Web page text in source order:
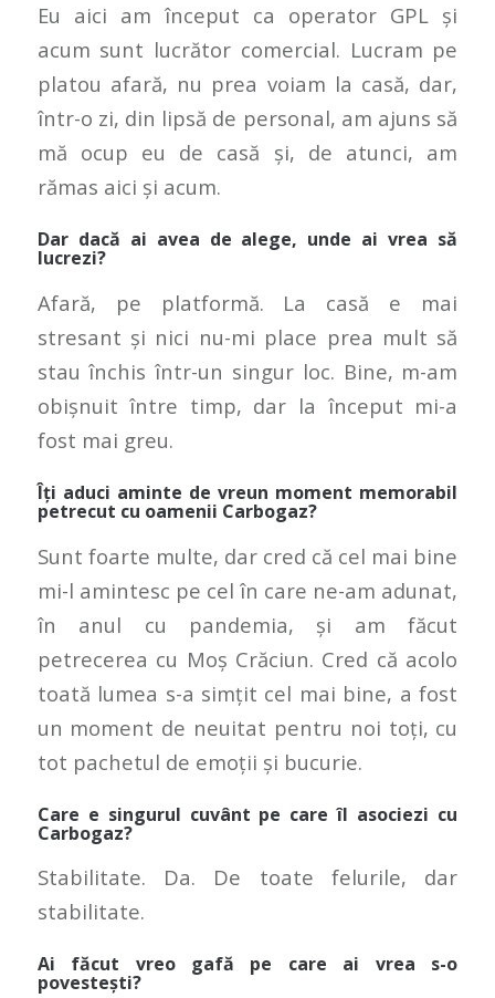
Eu aici am început ca operator GPL și
acum sunt lucrător comercial. Lucram pe
platou afară, nu prea voiam la casă, dar,
într-o zi, din lipsă de personal, am ajuns să
mă ocup eu de casă și, de atunci, am
rămas aici și acum.
Dar dacă ai avea de alege, unde ai vrea să
lucrezi?
Afară, pe platformă. La casă e mai
stresant și nici nu-mi place prea mult să
stau închis într-un singur loc. Bine, m-am
obișnuit între timp, dar la început mi-a
fost mai greu.
Îți aduci aminte de vreun moment memorabil
petrecut cu oamenii Carbogaz?
Sunt foarte multe, dar cred că cel mai bine
mi-l amintesc pe cel în care ne-am adunat,
în anul cu pandemia, și am făcut
petrecerea cu Moș Crăciun. Cred că acolo
toată lumea s-a simțit cel mai bine, a fost
un moment de neuitat pentru noi toți, cu
tot pachetul de emoții și bucurie.
Care e singurul cuvânt pe care îl asociezi cu
Carbogaz?
Stabilitate. Da. De toate felurile, dar
stabilitate.
Ai făcut vreo gafă pe care ai vrea s-o
povestești?